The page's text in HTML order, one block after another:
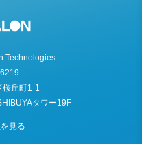
Technologies
桜丘町1-1
タワー19F
見る